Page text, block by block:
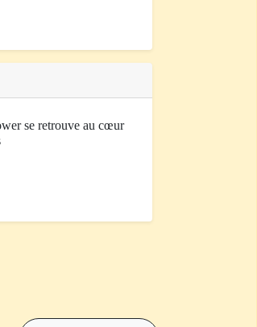
se retrouve au cœur